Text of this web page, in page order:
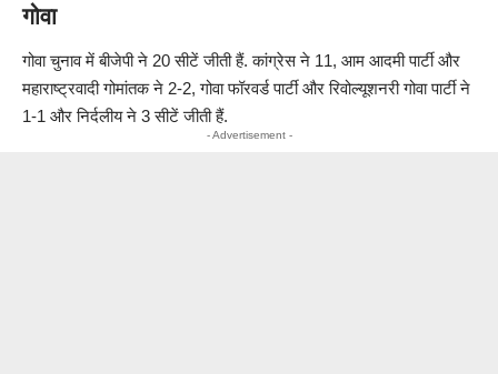
गोवा
गोवा चुनाव में बीजेपी ने 20 सीटें जीती हैं. कांग्रेस ने 11, आम आदमी पार्टी और
महाराष्ट्रवादी गोमांतक ने 2-2, गोवा फॉरवर्ड पार्टी और रिवोल्यूशनरी गोवा पार्टी ने
1-1 और निर्दलीय ने 3 सीटें जीती हैं.
- Advertisement -